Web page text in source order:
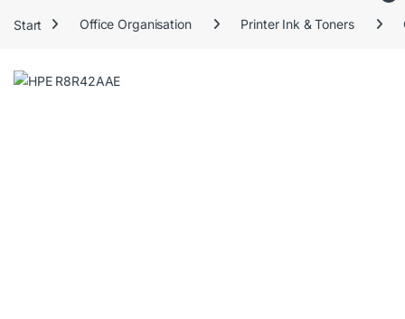
Start Office Organisation Printer Ink & Toners